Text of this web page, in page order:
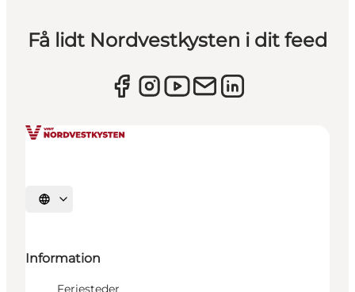
Få lidt Nordvestkysten i dit feed
Vælg sprog
Information
Feriesteder